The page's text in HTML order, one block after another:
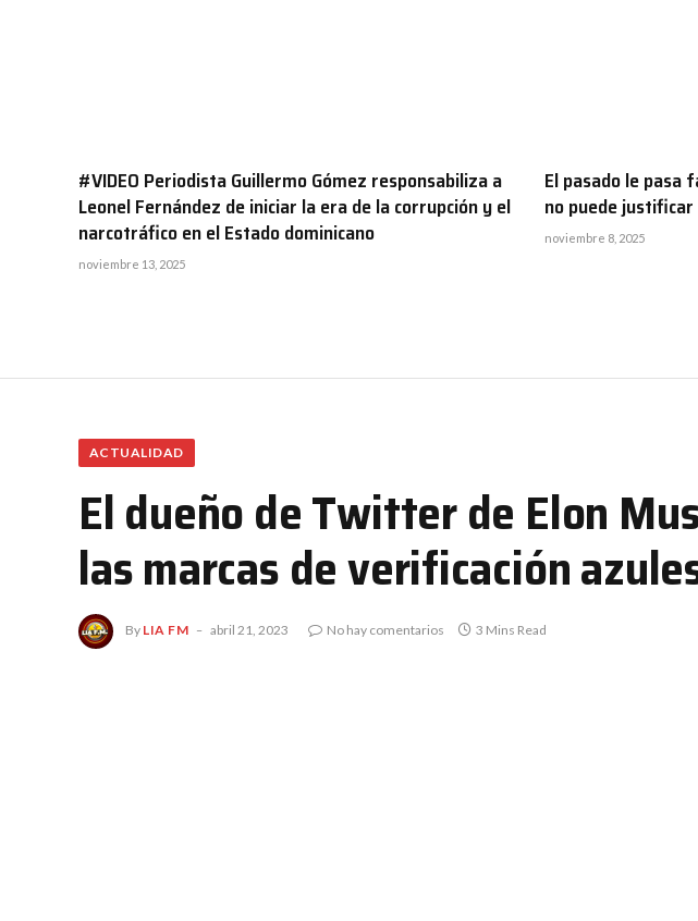
#VIDEO Periodista Guillermo Gómez responsabiliza a
Leonel Fernández de iniciar la era de la corrupción y el
narcotráfico en el Estado dominicano
noviembre 13, 2025
El pasado le pasa
no puede
noviembre 8, 2025
ACTUALIDAD
El dueño de Twitter de Elon
las marcas de verificación
By LIA FM abril 21, 2023 No hay comentarios 3 Mins Read